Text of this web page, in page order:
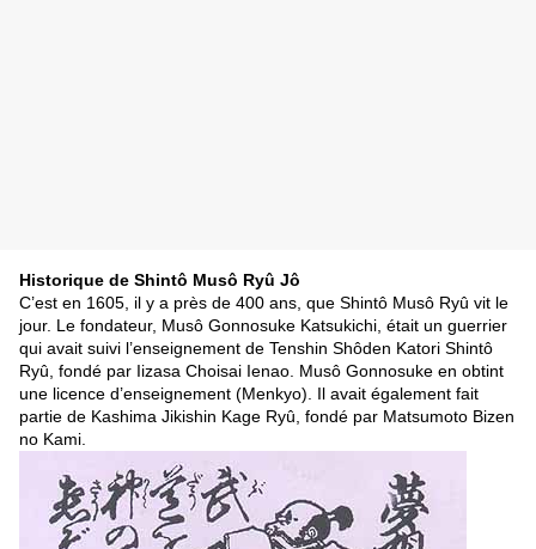
Historique de Shintô Musô Ryû Jô
C’est en 1605, il y a près de 400 ans, que Shintô Musô Ryû vit le
jour. Le fondateur, Musô Gonnosuke Katsukichi, était un guerrier
qui avait suivi l’enseignement de Tenshin Shôden Katori Shintô
Ryû, fondé par Iizasa Choisai Ienao. Musô Gonnosuke en obtint
une licence d’enseignement (Menkyo). Il avait également fait
partie de Kashima Jikishin Kage Ryû, fondé par Matsumoto Bizen
no Kami.